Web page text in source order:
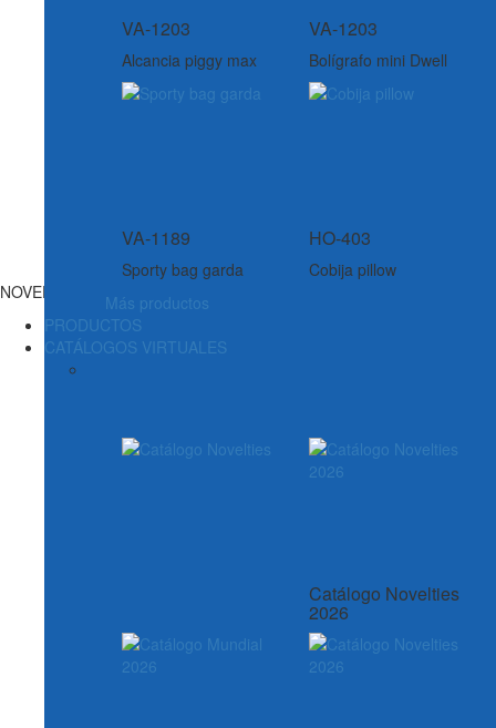
VA-1203
Alcancia piggy max
VA-1203
Bolígrafo mini Dwell
VA-1189
Sporty bag garda
HO-403
Cobija pillow
Más productos
PRODUCTOS
CATÁLOGOS VIRTUALES
Catálogo Novelties
2026
NOVEDADES